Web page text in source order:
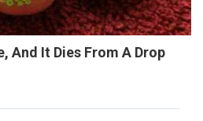
And It Dies From A Drop